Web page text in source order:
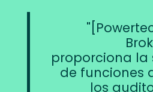
proporciona la
de funciones
los